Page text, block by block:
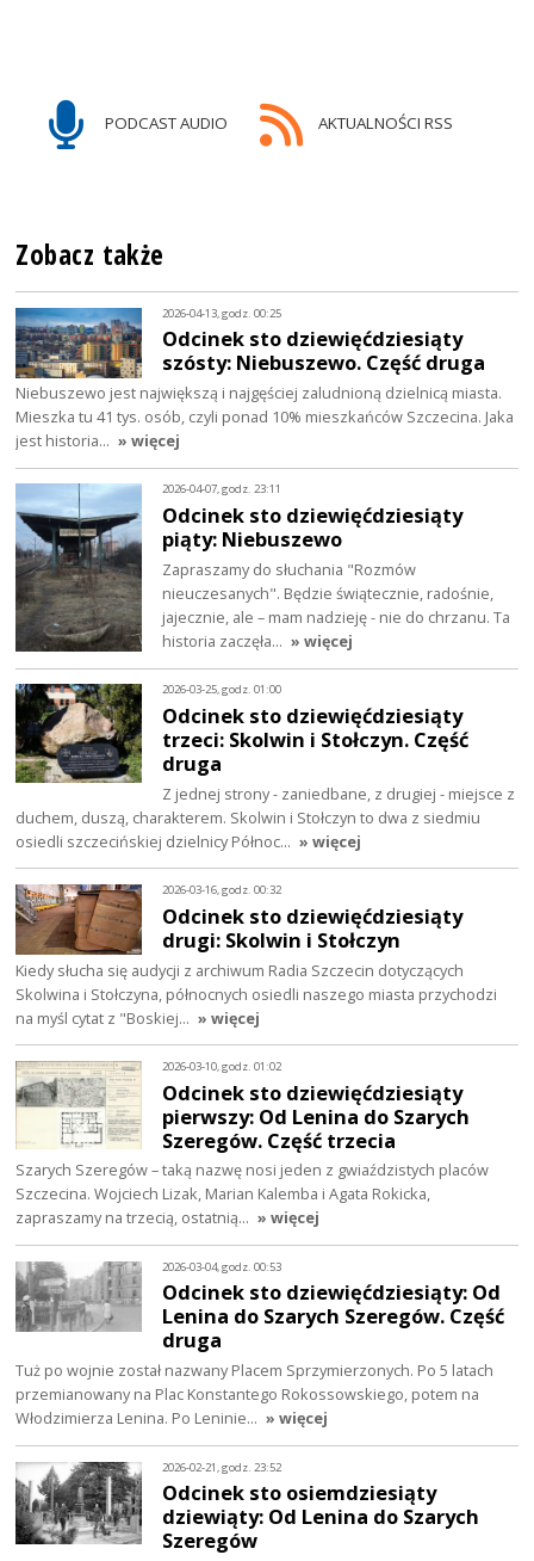
PODCAST AUDIO AKTUALNOŚCI RSS
Zobacz także
2026-04-13, godz. 00:25
Odcinek sto dziewięćdziesiąty
szósty: Niebuszewo. Część druga
Niebuszewo jest największą i najgęściej zaludnioną dzielnicą miasta.
Mieszka tu 41 tys. osób, czyli ponad 10% mieszkańców Szczecina. Jaka
jest historia… » więcej
2026-04-07, godz. 23:11
Odcinek sto dziewięćdziesiąty
piąty: Niebuszewo
Zapraszamy do słuchania "Rozmów
nieuczesanych". Będzie świątecznie, radośnie,
jajecznie, ale – mam nadzieję - nie do chrzanu. Ta
historia zaczęła… » więcej
2026-03-25, godz. 01:00
Odcinek sto dziewięćdziesiąty
trzeci: Skolwin i Stołczyn. Część
druga
Z jednej strony - zaniedbane, z drugiej - miejsce z
duchem, duszą, charakterem. Skolwin i Stołczyn to dwa z siedmiu
osiedli szczecińskiej dzielnicy Północ… » więcej
2026-03-16, godz. 00:32
Odcinek sto dziewięćdziesiąty
drugi: Skolwin i Stołczyn
Kiedy słucha się audycji z archiwum Radia Szczecin dotyczących
Skolwina i Stołczyna, północnych osiedli naszego miasta przychodzi
na myśl cytat z "Boskiej… » więcej
2026-03-10, godz. 01:02
Odcinek sto dziewięćdziesiąty
pierwszy: Od Lenina do Szarych
Szeregów. Część trzecia
Szarych Szeregów – taką nazwę nosi jeden z gwiaździstych placów
Szczecina. Wojciech Lizak, Marian Kalemba i Agata Rokicka,
zapraszamy na trzecią, ostatnią… » więcej
2026-03-04, godz. 00:53
Odcinek sto dziewięćdziesiąty: Od
Lenina do Szarych Szeregów. Część
druga
Tuż po wojnie został nazwany Placem Sprzymierzonych. Po 5 latach
przemianowany na Plac Konstantego Rokossowskiego, potem na
Włodzimierza Lenina. Po Leninie… » więcej
2026-02-21, godz. 23:52
Odcinek sto osiemdziesiąty
dziewiąty: Od Lenina do Szarych
Szeregów